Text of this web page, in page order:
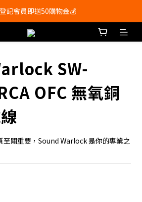
享購物滿$250即享免運費🚚
記會員即送50購物金💰
享購物滿$250即享免運費🚚
SW-
OFC 無氧銅
關重要，Sound Warlock 是你的專業之